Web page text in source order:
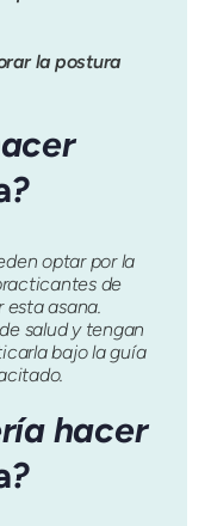
la postura
?
optar por la
de
asana.
salud y tengan
bajo la guía
hacer
?